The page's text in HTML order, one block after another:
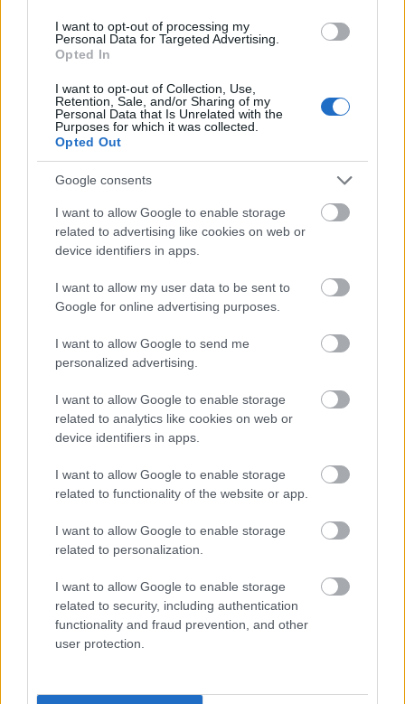
I want to opt-out of processing my
Personal Data for Targeted Advertising.
Opted In
I want to opt-out of Collection, Use,
Retention, Sale, and/or Sharing of my
Personal Data that Is Unrelated with the
Purposes for which it was collected.
Opted Out
Google consents
I want to allow Google to enable storage
related to advertising like cookies on web or
device identifiers in apps.
I want to allow my user data to be sent to
Google for online advertising purposes.
I want to allow Google to send me
personalized advertising.
I want to allow Google to enable storage
related to analytics like cookies on web or
device identifiers in apps.
I want to allow Google to enable storage
related to functionality of the website or app.
I want to allow Google to enable storage
related to personalization.
I want to allow Google to enable storage
related to security, including authentication
functionality and fraud prevention, and other
user protection.
Μάθε τώρα όλα τα νέα για τα
αγαπημένα σου διάσημα πρόσωπα.
Ακολούθησε το JennyGr στο
Google News.
ΔΙΑΒΑΖΟΝΤΑΙ ΤΩΡΑ